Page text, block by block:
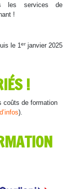
les services de
!
le 1erjanvier 2025
!
coûts de formation
).